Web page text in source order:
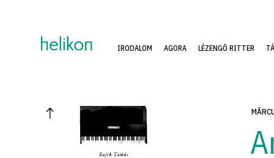
IRODALOM AGORA LÉZENGŐ RITTER